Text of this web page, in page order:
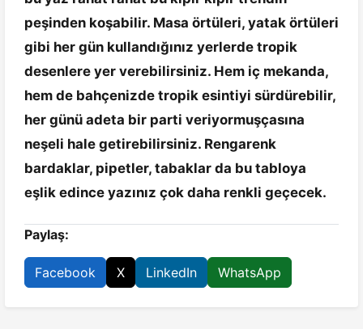
peşinden koşabilir. Masa örtüleri, yatak örtüleri
gibi her gün kullandığınız yerlerde tropik
desenlere yer verebilirsiniz. Hem iç mekanda,
hem de bahçenizde tropik esintiyi sürdürebilir,
her günü adeta bir parti veriyormuşçasına
neşeli hale getirebilirsiniz. Rengarenk
bardaklar, pipetler, tabaklar da bu tabloya
eşlik edince yazınız çok daha renkli geçecek.
Paylaş:
Facebook X LinkedIn WhatsApp